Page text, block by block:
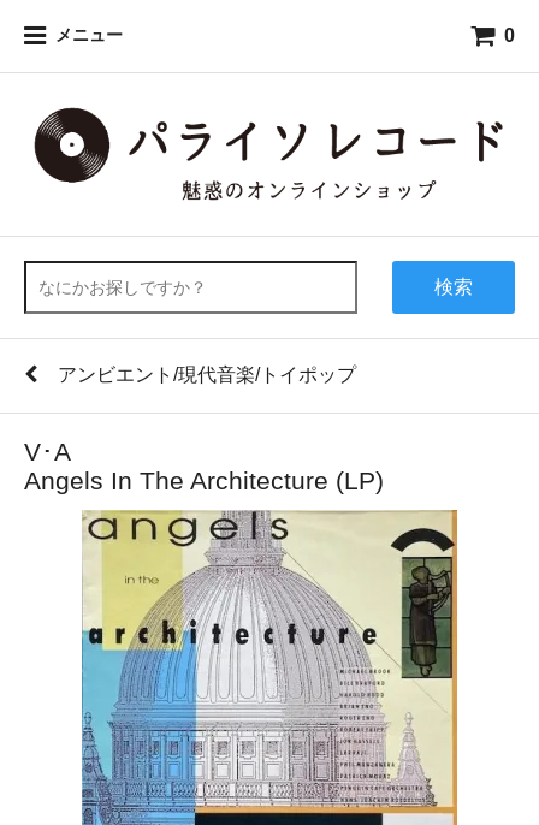
メニュー 0
検索
アンビエント/現代音楽/トイポップ
V･A
Angels In The Architecture (LP)